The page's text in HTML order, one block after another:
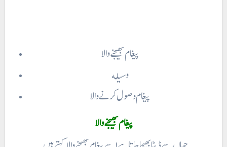
پیغام بھیجنے والا
وسیله
پیغام وصول کرنے والا
پیغام بھیجنے والا